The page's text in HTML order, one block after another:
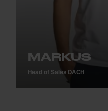
MARKUS
Head of Sales DACH